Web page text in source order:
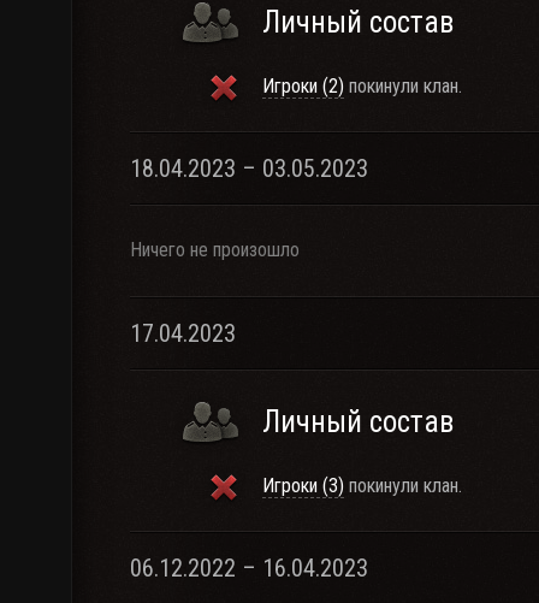
Личный состав
Игроки (2) покинули клан.
18.04.2023 – 03.05.2023
Ничего не произошло
17.04.2023
Личный состав
Игроки (3) покинули клан.
06.12.2022 – 16.04.2023